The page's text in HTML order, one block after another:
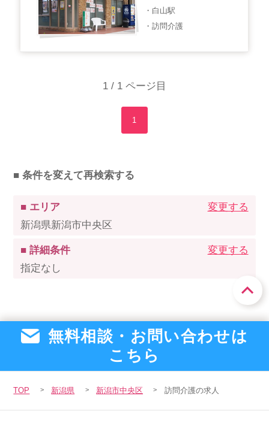
・白山駅
・訪問介護
1 / 1 ページ目
1
■ 条件を変えて再検索する
■ エリア
新潟県新潟市中央区
変更する
■ 詳細条件
指定なし
変更する
無料相談・お問い合わせは
こちら
TOP 新潟県 新潟市中央区 訪問介護の求人